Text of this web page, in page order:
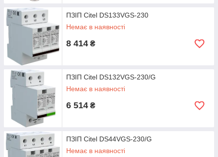
ПЗІП Citel DS133VGS-230
Немає в наявності
8 414 ₴
ПЗІП Citel DS132VGS-230/G
Немає в наявності
6 514 ₴
ПЗІП Citel DS44VGS-230/G
Немає в наявності